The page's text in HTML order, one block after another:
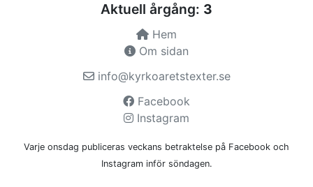
Aktuell årgång: 3
Hem
Om sidan
info@kyrkoaretstexter.se
Facebook
Instagram
Varje onsdag publiceras veckans betraktelse på Facebook och
Instagram inför söndagen.